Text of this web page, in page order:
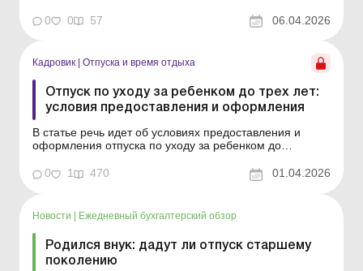
14 от 7 апреля 2026 года В статье рассмотрены
условия предоставления отпуска по уходу за ребенком
оформлен...
0 0 57 06.04.2026
Кадровик Отпуска и время отдыха
Отпуск по уходу за ребенком до трех лет:
условия предоставления и оформления
В статье речь идет об условиях предоставления и
оформления отпуска по уходу за ребенком до
рассмотрены условия предоставления отпуска по
уходу за ребенком до достижения им трехлетнего
предоставления матери ребенка...
0 1 470 01.04.2026
Новости | Ежедневный бухгалтерский обзор
Родился внук: дадут ли отпуск старшему
поколению